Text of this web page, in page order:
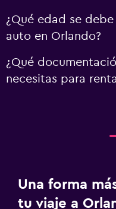
¿Qué edad se
auto en Orlando?
¿Qué
necesitas para
Una forma
tu viaje a